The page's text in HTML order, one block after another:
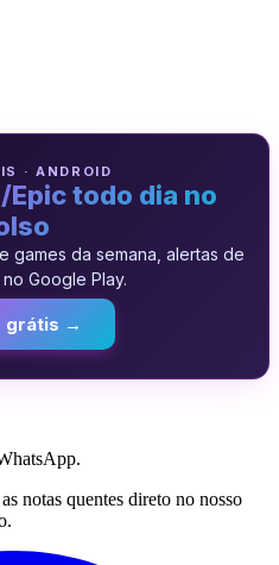
· ANDROID
todo dia no
games da semana, alertas de
Google Play.
grátis →
notas quentes direto no nosso